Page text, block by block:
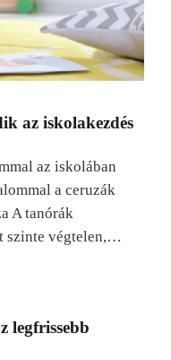
az iskolakezdés
az iskolában
a ceruzák
A tanórák
szinte végtelen,…
legfrissebb